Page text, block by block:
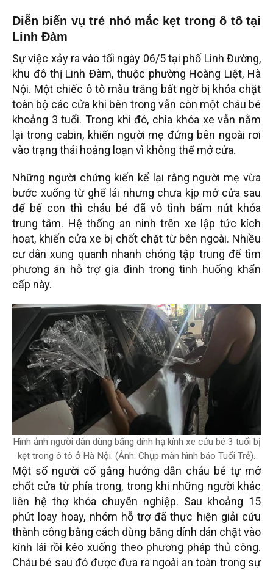
Diễn biến vụ trẻ nhỏ mắc kẹt trong ô tô tại
Linh Đàm
Sự việc xảy ra vào tối ngày 06/5 tại phố Linh Đường,
khu đô thị Linh Đàm, thuộc phường Hoàng Liệt, Hà
Nội. Một chiếc ô tô màu trắng bất ngờ bị khóa chặt
toàn bộ các cửa khi bên trong vẫn còn một cháu bé
khoảng 3 tuổi. Trong khi đó, chìa khóa xe vẫn nằm
lại trong cabin, khiến người mẹ đứng bên ngoài rơi
vào trạng thái hoảng loạn vì không thể mở cửa.
Những người chứng kiến kể lại rằng người mẹ vừa
bước xuống từ ghế lái nhưng chưa kịp mở cửa sau
để bế con thì cháu bé đã vô tình bấm nút khóa
trung tâm. Hệ thống an ninh trên xe lập tức kích
hoạt, khiến cửa xe bị chốt chặt từ bên ngoài. Nhiều
cư dân xung quanh nhanh chóng tập trung để tìm
phương án hỗ trợ gia đình trong tình huống khẩn
cấp này.
Hình ảnh người dân dùng băng dính hạ kính xe cứu bé 3 tuổi bị
kẹt trong ô tô ở Hà Nội. (Ảnh: Chụp màn hình báo Tuổi Trẻ).
Một số người cố gắng hướng dẫn cháu bé tự mở
chốt cửa từ phía trong, trong khi những người khác
liên hệ thợ khóa chuyên nghiệp. Sau khoảng 15
phút loay hoay, nhóm hỗ trợ đã thực hiện giải cứu
thành công bằng cách dùng băng dính dán chặt vào
kính lái rồi kéo xuống theo phương pháp thủ công.
Cháu bé sau đó được đưa ra ngoài an toàn trong sự